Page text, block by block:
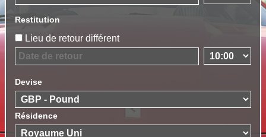
Restitution
Lieu de retour différent
Devise
Résidence